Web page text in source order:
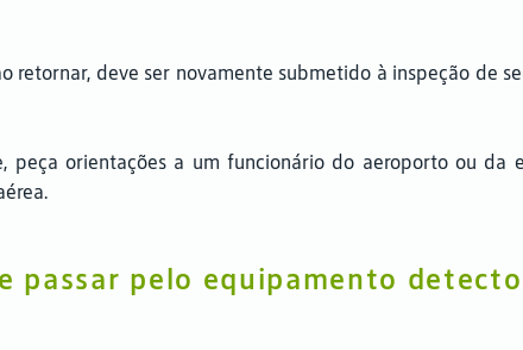
retornar, deve ser novamente submetido à inspeção de
peça orientações a um funcionário do aeroporto ou da
passar pelo equipamento